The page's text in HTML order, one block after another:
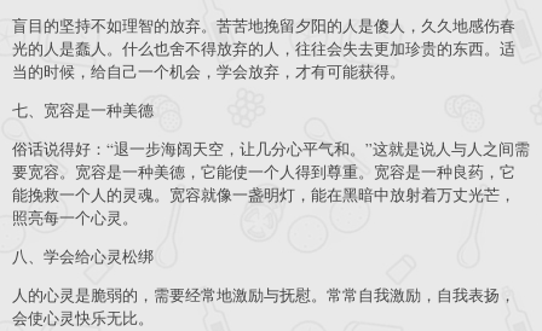
盲目的坚持不如理智的放弃。苦苦地挽留夕阳的人是傻人，久久地感伤春
光的人是蠢人。什么也舍不得放弃的人，往往会失去更加珍贵的东西。适
当的时候，给自己一个机会，学会放弃，才有可能获得。
七、宽容是一种美德
俗话说得好：“退一步海阔天空，让几分心平气和。”这就是说人与人之间需
要宽容。宽容是一种美德，它能使一个人得到尊重。宽容是一种良药，它
能挽救一个人的灵魂。宽容就像一盏明灯，能在黑暗中放射着万丈光芒，
照亮每一个心灵。
八、学会给心灵松绑
人的心灵是脆弱的，需要经常地激励与抚慰。常常自我激励，自我表扬，
会使心灵快乐无比。